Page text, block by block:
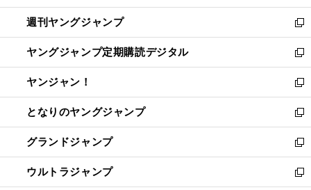
開
く
ウ
で
開
く
ン
ド
ウ
で
開
く
ウ
ィ
ン
ド
ウ
で
開
く
週刊ヤングジャンプ
新
し
い
ウ
ィ
ン
ド
ウ
で
開
く
ヤングジャンプ定期購読デジタル
新
し
い
ウ
ィ
ン
ド
ウ
で
開
ヤンジャン！
新
し
い
ウ
ィ
ン
ド
ウ
となりのヤングジャンプ
新
し
い
ウ
ィ
グランドジャンプ
新
し
い
ウルトラジャンプ
新